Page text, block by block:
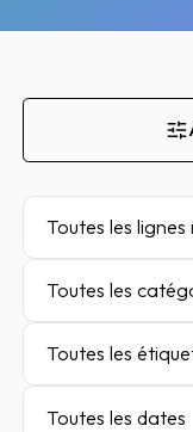
Toutes les
Toutes les
Toutes les
Toutes les dates